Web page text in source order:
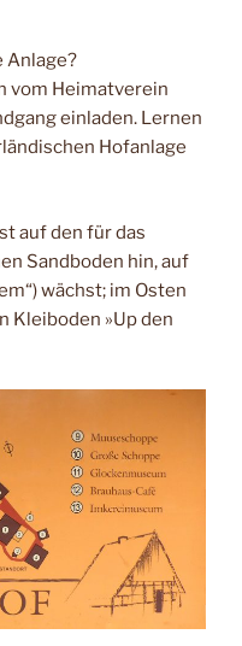
Anlage?
vom Heimatverein
einladen. Lernen
Hofanlage
auf den für das
Sandboden hin, auf
wächst; im Osten
Kleiboden »Up den